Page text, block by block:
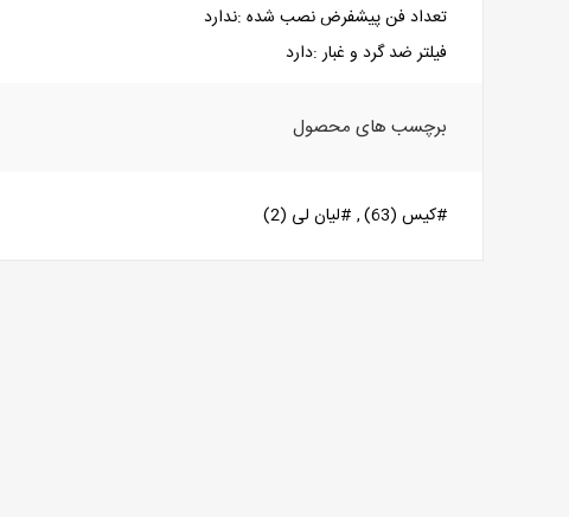
تعداد فن پیشفرض نصب شده :ندارد
فیلتر ضد گرد و غبار :دارد
برچسب های محصول
#کیس (63)
, #لیان لی (2)